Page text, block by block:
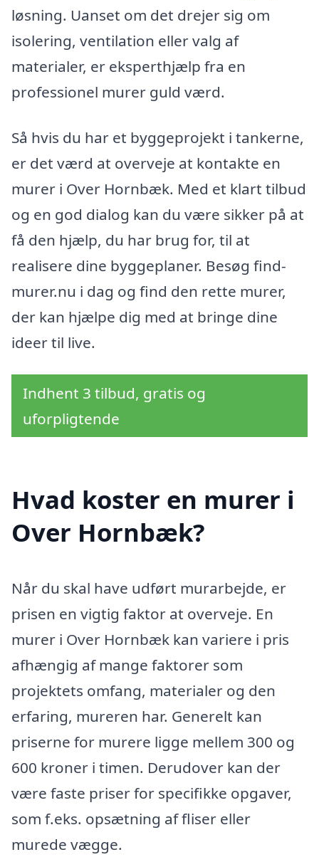
løsning. Uanset om det drejer sig om
isolering, ventilation eller valg af
materialer, er eksperthjælp fra en
professionel murer guld værd.
Så hvis du har et byggeprojekt i tankerne,
er det værd at overveje at kontakte en
murer i Over Hornbæk. Med et klart tilbud
og en god dialog kan du være sikker på at
få den hjælp, du har brug for, til at
realisere dine byggeplaner. Besøg find-
murer.nu i dag og find den rette murer,
der kan hjælpe dig med at bringe dine
ideer til live.
Indhent 3 tilbud, gratis og
uforpligtende
Hvad koster en murer i
Over Hornbæk?
Når du skal have udført murarbejde, er
prisen en vigtig faktor at overveje. En
murer i Over Hornbæk kan variere i pris
afhængig af mange faktorer som
projektets omfang, materialer og den
erfaring, mureren har. Generelt kan
priserne for murere ligge mellem 300 og
600 kroner i timen. Derudover kan der
være faste priser for specifikke opgaver,
som f.eks. opsætning af fliser eller
murede vægge.